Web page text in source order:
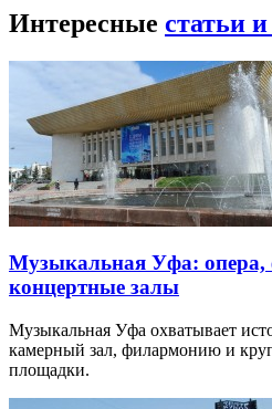
Интересные статьи
Музыкальная Уфа:
концертные залы
Музыкальная Уфа охватывает
камерный зал, филармонию и
площадки.